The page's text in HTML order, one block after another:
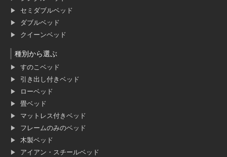
セミダブルベッド
ダブルベッド
クイーンベッド
種別から選ぶ
すのこベッド
引き出し付きベッド
ローベッド
畳ベッド
マットレス付きベッド
フレームのみのベッド
木製ベッド
アイアン・スチールベッド